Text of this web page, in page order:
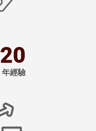
20
年經驗